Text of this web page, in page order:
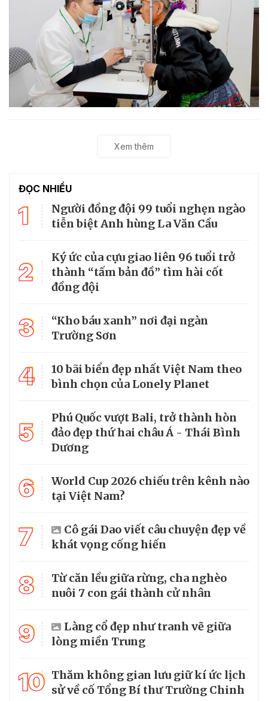
Xem thêm
ĐỌC NHIỀU
1
Người đồng đội 99 tuổi nghẹn ngào
tiễn biệt Anh hùng La Văn Cầu
2
Ký ức của cựu giao liên 96 tuổi trở
thành “tấm bản đồ” tìm hài cốt
đồng đội
3
“Kho báu xanh” nơi đại ngàn
Trường Sơn
4
10 bãi biển đẹp nhất Việt Nam theo
bình chọn của Lonely Planet
5
Phú Quốc vượt Bali, trở thành hòn
đảo đẹp thứ hai châu Á - Thái Bình
Dương
6
World Cup 2026 chiếu trên kênh nào
tại Việt Nam?
7
Cô gái Dao viết câu chuyện đẹp về
khát vọng cống hiến
8
Từ căn lều giữa rừng, cha nghèo
nuôi 7 con gái thành cử nhân
9
Làng cổ đẹp như tranh vẽ giữa
lòng miền Trung
10 Thăm không gian lưu giữ kí ức lịch
sử về cố Tổng Bí thư Trường Chinh